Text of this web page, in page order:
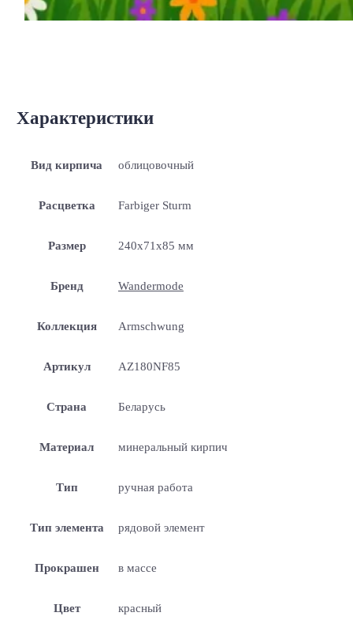
Характеристики
Вид кирпича облицовочный
Расцветка Farbiger Sturm
Размер 240x71x85 мм
Бренд Wandermode
Коллекция Armschwung
Артикул AZ180NF85
Страна Беларусь
Материал минеральный кирпич
Тип ручная работа
Тип элемента рядовой элемент
Прокрашен в массе
Цвет красный